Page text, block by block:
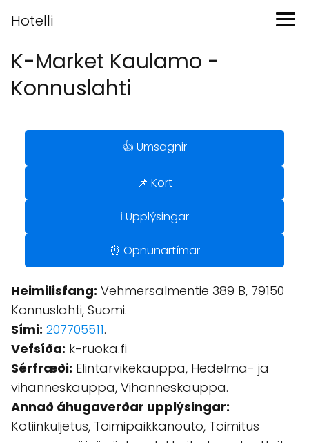
Hotelli
K-Market Kaulamo -
Konnuslahti
👍 Umsagnir
📌 Kort
ℹ️ Upplýsingar
⏰ Opnunartímar
Heimilisfang: Vehmersalmentie 389 B, 79150
Konnuslahti, Suomi.
Sími: 207705511.
Vefsíða: k-ruoka.fi
Sérfræði: Elintarvikekauppa, Hedelmä- ja
vihanneskauppa, Vihanneskauppa.
Annað áhugaverðar upplýsingar:
Kotiinkuljetus, Toimipaikkanouto, Toimitus